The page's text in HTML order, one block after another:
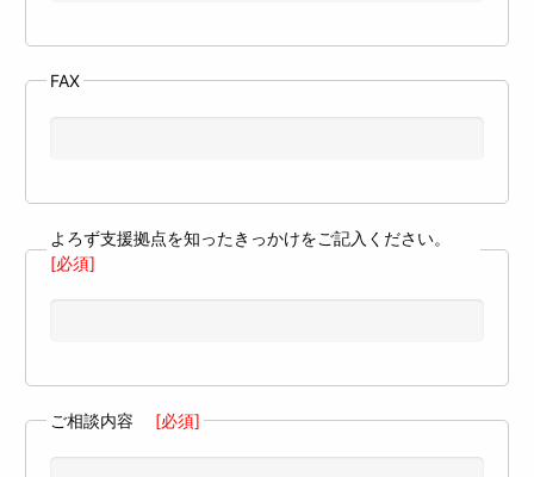
FAX
よろず支援拠点を知ったきっかけをご記入ください。
[必須]
ご相談内容 [必須]